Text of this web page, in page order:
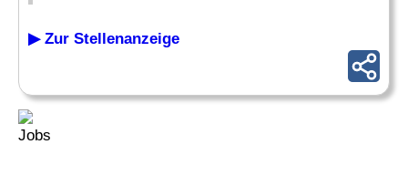
▶ Zur Stellenanzeige